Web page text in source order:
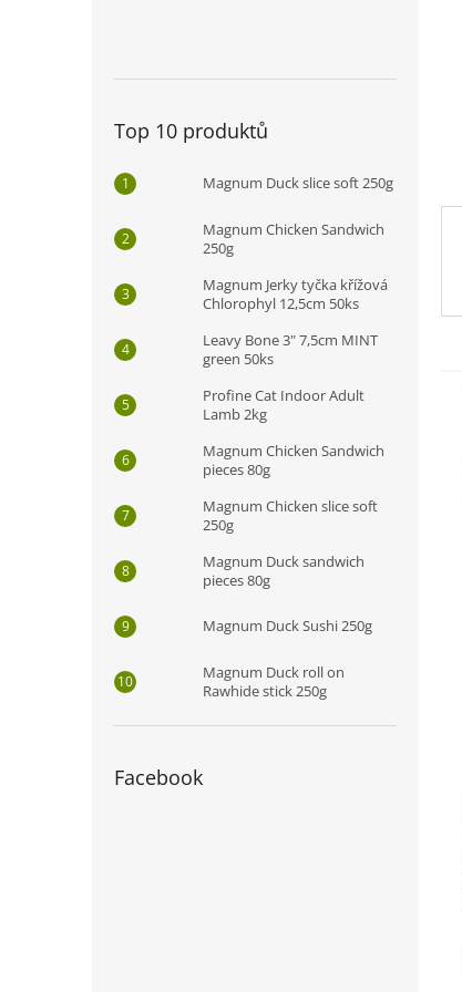
Top 10 produktů
Magnum Duck slice soft 250g
Magnum Chicken Sandwich
250g
Magnum Jerky tyčka křížová
Chlorophyl 12,5cm 50ks
Leavy Bone 3" 7,5cm MINT
green 50ks
Profine Cat Indoor Adult
Lamb 2kg
Magnum Chicken Sandwich
pieces 80g
Magnum Chicken slice soft
250g
Magnum Duck sandwich
pieces 80g
Magnum Duck Sushi 250g
Magnum Duck roll on
Rawhide stick 250g
Facebook